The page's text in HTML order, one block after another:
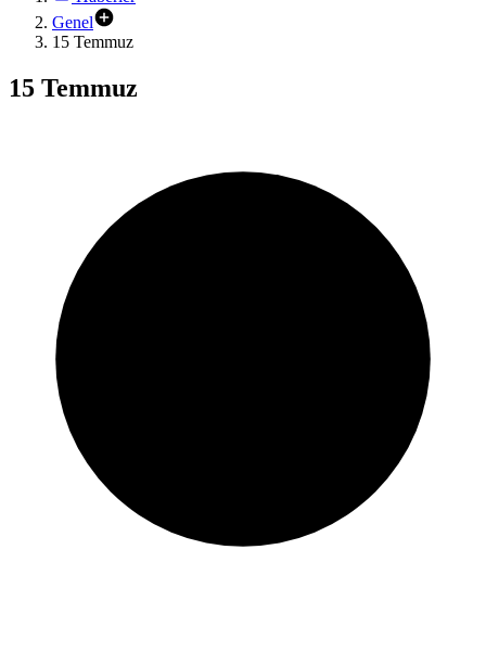
Genel
15 Temmuz
15 Temmuz